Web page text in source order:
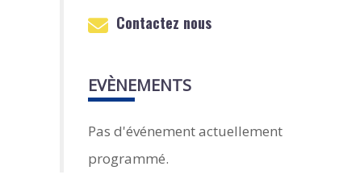
Contactez nous
EVÈNEMENTS
Pas d'événement actuellement
programmé.